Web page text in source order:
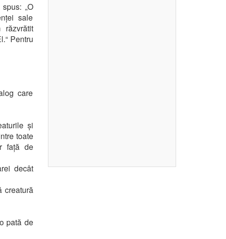
„O
sale
Pentru
care
și
toate
față de
decât
creatură
pată de